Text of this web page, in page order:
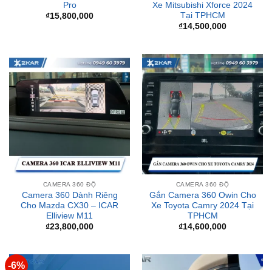
Camera 360 Dành Riêng
Cho Mazda CX30 – ICAR
Elliview M11
₫23,800,000
CAMERA 360 ĐỘ
Gắn Camera 360 Owin Cho
Xe Toyota Camry 2024 Tại
TPHCM
₫14,600,000